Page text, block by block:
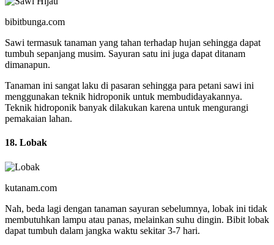
bibitbunga.com
Sawi termasuk tanaman yang tahan terhadap hujan sehingga dapat
tumbuh sepanjang musim. Sayuran satu ini juga dapat ditanam
dimanapun.
Tanaman ini sangat laku di pasaran sehingga para petani sawi ini
menggunakan teknik hidroponik untuk membudidayakannya.
Teknik hidroponik banyak dilakukan karena untuk mengurangi
pemakaian lahan.
18. Lobak
kutanam.com
Nah, beda lagi dengan tanaman sayuran sebelumnya, lobak ini tidak
membutuhkan lampu atau panas, melainkan suhu dingin. Bibit lobak
dapat tumbuh dalam jangka waktu sekitar 3-7 hari.